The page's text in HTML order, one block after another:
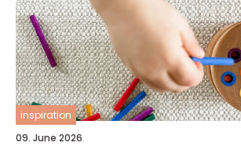
inspiration
09. June 2026